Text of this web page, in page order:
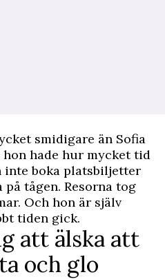
smidigare än Sofia
hade hur mycket tid
inte boka platsbiljetter
tågen. Resorna tog
Och hon är själv
tiden gick.
att älska att
och glo